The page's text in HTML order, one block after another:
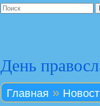
День
Главная »